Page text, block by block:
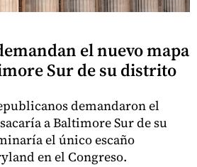
el nuevo mapa
Sur de su distrito
demandaron el
a Baltimore Sur de su
el único escaño
en el Congreso.